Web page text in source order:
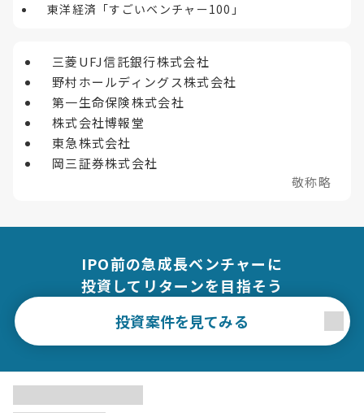
東洋経済「すごいベンチャー100」
三菱UFJ信託銀行株式会社
野村ホールディングス株式会社
第一生命保険株式会社
株式会社博報堂
東急株式会社
岡三証券株式会社
敬称略
IPO前の急成長ベンチャーに
投資してリターンを目指そう
投資案件を見てみる